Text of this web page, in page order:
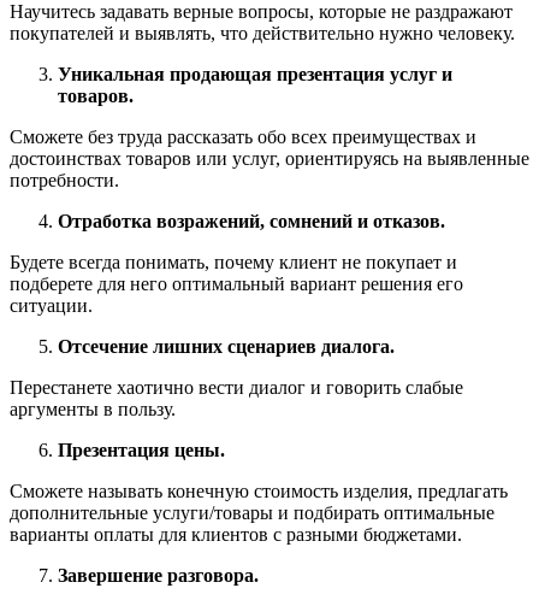
Научитесь задавать верные вопросы, которые не раздражают
покупателей и выявлять, что действительно нужно человеку.
Уникальная продающая презентация услуг и
товаров.
Сможете без труда рассказать обо всех преимуществах и
достоинствах товаров или услуг, ориентируясь на выявленные
потребности.
Отработка возражений, сомнений и отказов.
Будете всегда понимать, почему клиент не покупает и
подберете для него оптимальный вариант решения его
ситуации.
Отсечение лишних сценариев диалога.
Перестанете хаотично вести диалог и говорить слабые
аргументы в пользу.
Презентация цены.
Сможете называть конечную стоимость изделия, предлагать
дополнительные услуги/товары и подбирать оптимальные
варианты оплаты для клиентов с разными бюджетами.
Завершение разговора.